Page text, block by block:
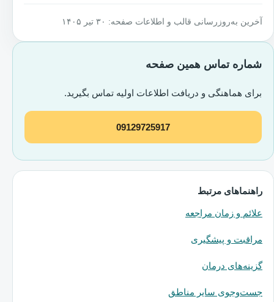
آخرین به‌روزرسانی قالب و اطلاعات صفحه: ۳۰ تیر ۱۴۰۵
شماره تماس همین صفحه
برای هماهنگی و دریافت اطلاعات اولیه تماس بگیرید.
09129725917
راهنماهای مرتبط
علائم و زمان مراجعه
مراقبت و پیشگیری
گزینه‌های درمان
جست‌وجوی سایر مناطق